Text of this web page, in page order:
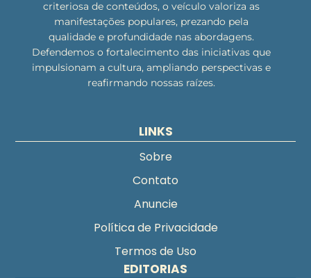
criteriosa de conteúdos, o veículo valoriza as
manifestações populares, prezando pela
qualidade e profundidade nas abordagens.
Defendemos o fortalecimento das iniciativas que
impulsionam a cultura, ampliando perspectivas e
reafirmando nossas raízes.
LINKS
Sobre
Contato
Anuncie
Política de Privacidade
Termos de Uso
EDITORIAS